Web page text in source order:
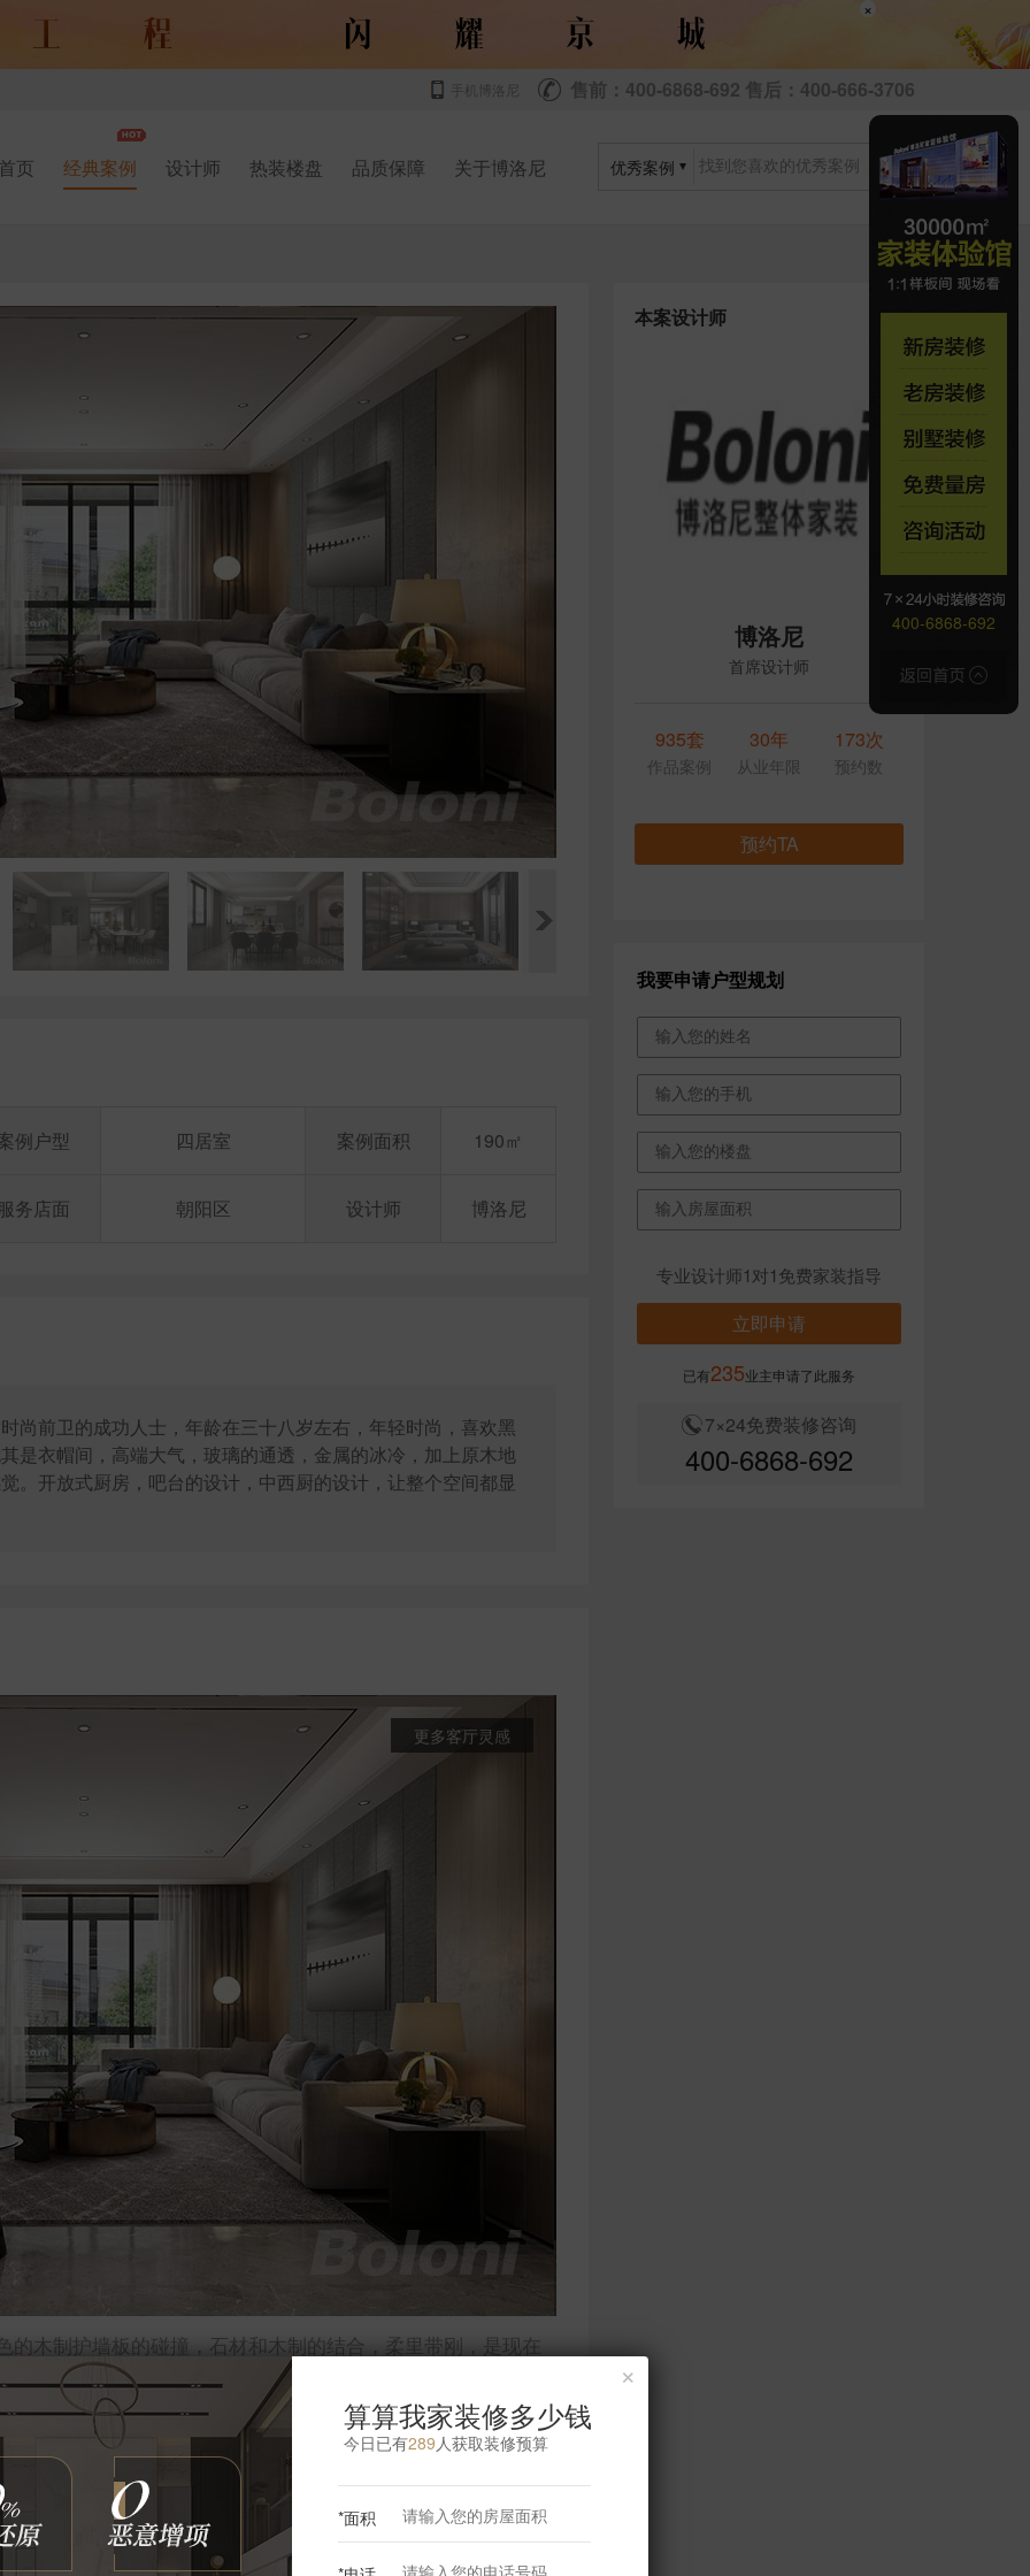
×
手机博洛尼 售前：400-6868-692 售后：400-666-3706
页 经典案例 设计师 热装楼盘 品质保障 关于博洛尼 优秀案例
点击浏览下一张
例户型
务店面
四居室
朝阳区
案例面积
设计师
190㎡
博洛尼
尚前卫的成功人士，年龄在三十八岁左右，年轻时尚，喜欢黑
是衣帽间，高端大气，玻璃的通透，金属的冰冷，加上原木地
。开放式厨房，吧台的设计，中西厨的设计，让整个空间都显
更多客厅灵感
木制护墙板的碰撞，石材和木制的结合，柔里带刚，是现在
拆洗，做起来也舒适。
更多客厅灵感
本案设计师
博洛尼
首席设计师
173次
预约数
30年
从业年限
935套
作品案例
预约TA
我要申请户型规划
专业设计师1对1免费家装指导
立即申请
已有235业主申请了此服务
7×24免费装修咨询
400-6868-692
400-6868-692
×
算算我家装修多少钱
今日已有289 人获取装修预算
*面积